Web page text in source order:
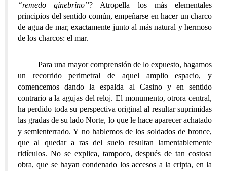
“remedo ginebrino”? Atropella los más elementales
principios del sentido común, empeñarse en hacer un charco
de agua de mar, exactamente junto al más natural y hermoso
de los charcos: el mar.
Para una mayor comprensión de lo expuesto, hagamos
un recorrido perimetral de aquel amplio espacio, y
comencemos dando la espalda al Casino y en sentido
contrario a la agujas del reloj. El monumento, otrora central,
ha perdido toda su perspectiva original al resultar suprimidas
las gradas de su lado Norte, lo que le hace aparecer achatado
y semienterrado. Y no hablemos de los soldados de bronce,
que al quedar a ras del suelo resultan lamentablemente
ridículos. No se explica, tampoco, después de tan costosa
obra, que se hayan condenado los accesos a la cripta, en la